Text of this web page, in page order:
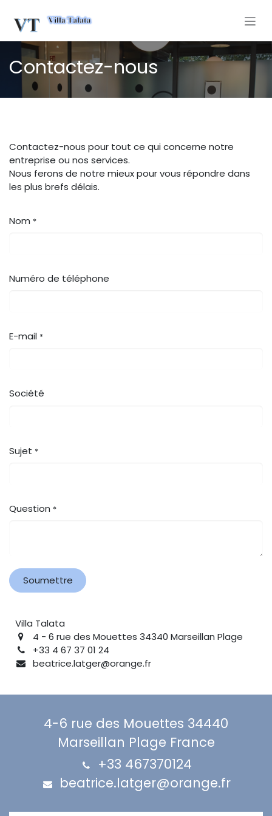
Contactez-nous
Contactez-nous pour tout ce qui concerne notre
entreprise ou nos services.
Nous ferons de notre mieux pour vous répondre dans
les plus brefs délais.
Nom *
Numéro de téléphone
E-mail *
Société
Sujet *
Question *
Soumettre
Villa Talata
4 - 6 rue des Mouettes 34340 Marseillan Plage
+33 4 67 37 01 24
beatrice.latger@orange.fr
4-6 rue des Mouettes 34440
Marseillan Plage France
+33 467370124
beatrice.latger@orange.fr